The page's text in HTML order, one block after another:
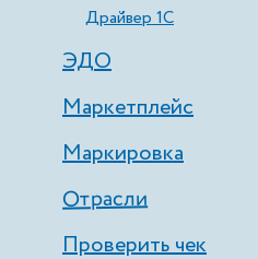
Драйвер 1С
ЭДО
Маркетплейс
Маркировка
Проверить чек
Отрасли